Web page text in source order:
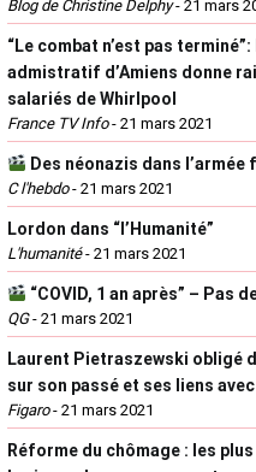
Blog de Christine Delphy- 21 mars
“Le combat n’est pas terminé”:
admistratif d’Amiens donne
salariés de Whirlpool
France TV Info- 21 mars 2021
Des néonazis dans l’armée
C l'hebdo- 21 mars 2021
Lordon dans “l’Humanité”
L'humanité- 21 mars 2021
“COVID, 1 an après” – Pas
QG- 21 mars 2021
Laurent Pietraszewski obligé
sur son passé et ses liens
Figaro- 21 mars 2021
Réforme du chômage : les